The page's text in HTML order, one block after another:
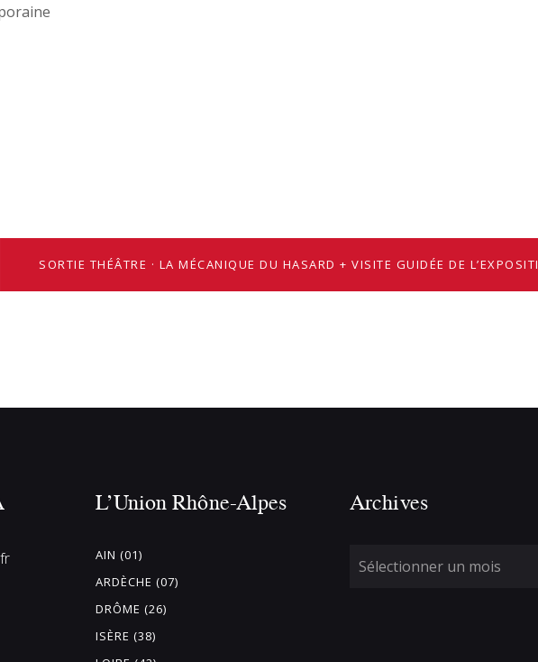
SORTIE THÉÂTRE · LA MÉCANIQUE DU HASARD + VISITE GUIDÉE DE
L’Union Rhône-Alpes
AIN (01)
ARDÈCHE (07)
DRÔME (26)
ISÈRE (38)
Archives